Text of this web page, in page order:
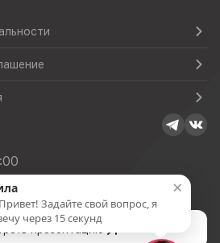
×
Задайте свой вопрос, я
через 15 секунд